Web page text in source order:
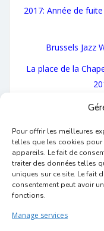
Pour offrir les meilleures
telles que les cookies
appareils. Le fait de
traiter des données telles
uniques sur ce site. Le fait
consentement peut avoir
fonctions.
Manage services
2017: Année de
Brussels Jazz
La place de la
BRUX’elles:
Rue
PROJET
membre,